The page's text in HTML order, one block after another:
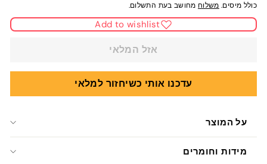
כולל מיסים. משלוח מחושב בעת התשלום.
Add to wishlist
אזל המלאי
עדכנו אותי כשיחזור למלאי
על המוצר
מידות וחומרים